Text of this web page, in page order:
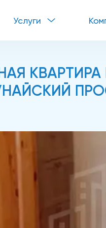
Услуги
КВАРТИРА